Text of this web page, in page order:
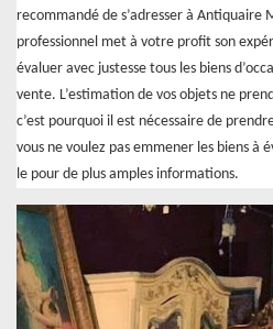
recommandé de s’adresser à Antiquaire
professionnel met à votre profit son
évaluer avec justesse tous les biens
vente. L’estimation de vos objets ne
c’est pourquoi il est nécessaire de
vous ne voulez pas emmener les biens à
le pour de plus amples informations.